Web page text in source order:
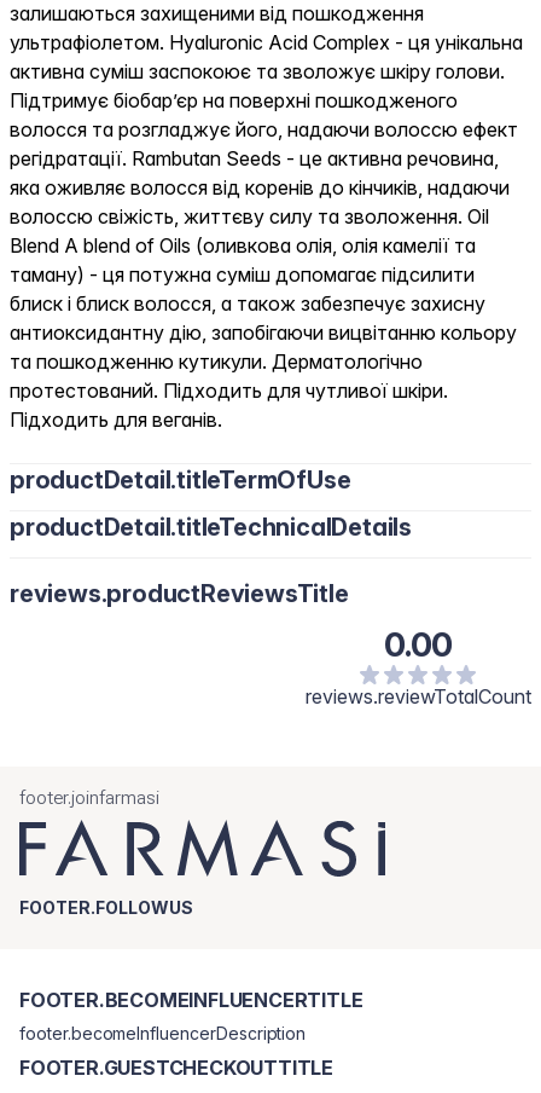
залишаються захищеними від пошкодження
ультрафіолетом. Hyaluronic Acid Complex - ця унікальна
активна суміш заспокоює та зволожує шкіру голови.
Підтримує біобар’єр на поверхні пошкодженого
волосся та розгладжує його, надаючи волоссю ефект
регідратації. Rambutan Seeds - це активна речовина,
яка оживляє волосся від коренів до кінчиків, надаючи
волоссю свіжість, життєву силу та зволоження. Oil
Blend A blend of Oils (оливкова олія, олія камелії та
таману) - ця потужна суміш допомагає підсилити
блиск і блиск волосся, а також забезпечує захисну
антиоксидантну дію, запобігаючи вицвітанню кольору
та пошкодженню кутикули. Дерматологічно
протестований. Підходить для чутливої шкіри.
Підходить для веганів.
productDetail.titleTermOfUse
productDetail.titleTechnicalDetails
reviews.productReviewsTitle
0.00
reviews.reviewTotalCount
footer.joinfarmasi
FOOTER.FOLLOWUS
FOOTER.BECOMEINFLUENCERTITLE
footer.becomeInfluencerDescription
FOOTER.GUESTCHECKOUTTITLE